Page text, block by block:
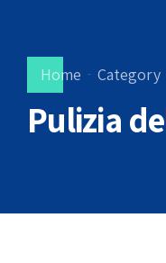
Home Category
Pulizia